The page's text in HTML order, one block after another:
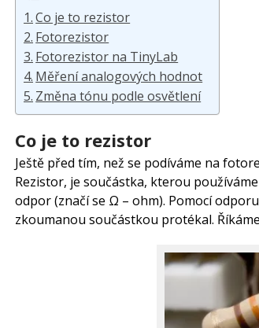
Co je to rezistor
Fotorezistor
Fotorezistor na TinyLab
Měření analogových hodnot
Změna tónu podle osvětlení
Co je to rezistor
Ještě před tím, než se podíváme na
Rezistor, je součástka, kterou
odpor (značí se Ω – ohm). Pomocí
zkoumanou součástkou protékal.